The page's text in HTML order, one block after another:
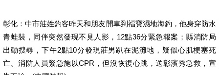
彰化：中市莊姓釣客昨天和朋友開車到福寶濕地海釣，他身穿防水
青蛙裝，同伴突然發現不見人影，12點36分緊急報案；縣消防局
出動搜尋，下午2點10分發現莊男趴在泥灘地，疑似心肌梗塞死
亡。消防人員緊急施以CPR，但沒恢復心跳，送彰濱秀急救，宣